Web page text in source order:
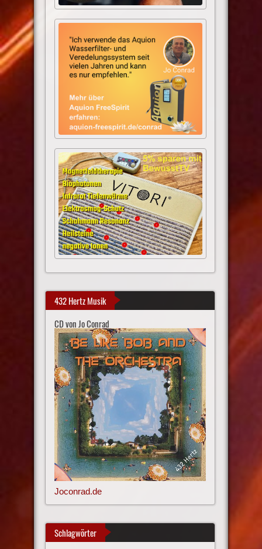
432 Hertz Musik
CD von Jo Conrad
Joconrad.de
Schlagwörter